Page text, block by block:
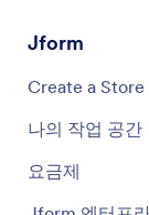
Jform
Create a Store
나의 작업 공간
요금제